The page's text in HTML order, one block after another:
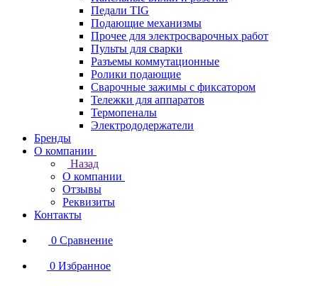
Педали TIG
Подающие механизмы
Прочее для электросварочных работ
Пульты для сварки
Разъемы коммутационные
Ролики подающие
Сварочные зажимы с фиксатором
Тележки для аппаратов
Термопеналы
Электрододержатели
Бренды
О компании
Назад
О компании
Отзывы
Реквизиты
Контакты
0 Сравнение
0 Избранное